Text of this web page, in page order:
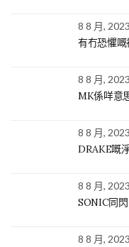
8 8 月, 2023
有冇恐懼嘅
8 8 月, 2023
MK係咩意
8 8 月, 2023
DRAKE嘅
8 8 月, 2023
SONIC同
8 8 月, 2023